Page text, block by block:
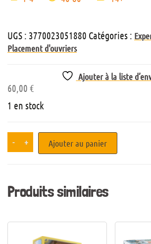
UGS : 3770023051880 Catégories :
Placement d'ouvriers
Ajouter à la liste
60,00 €
1 en stock
- + Ajouter au panier
Produits similaires